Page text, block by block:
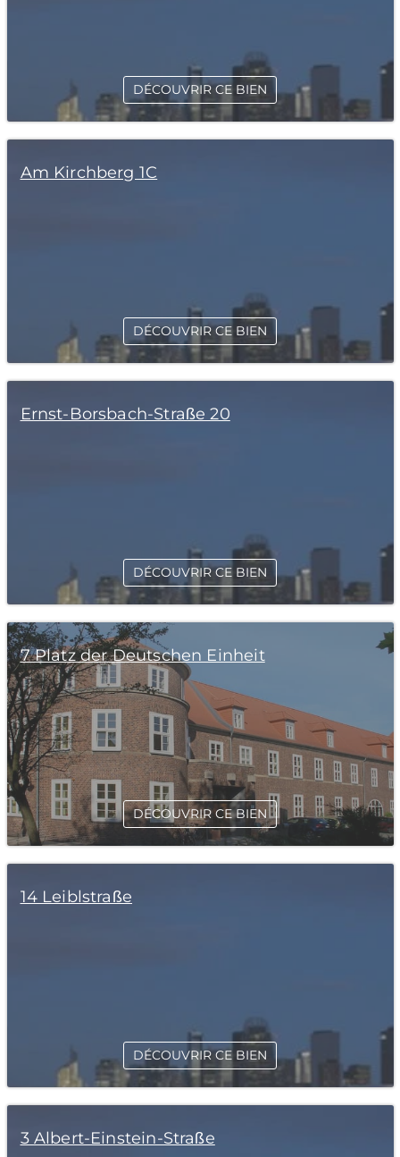
DÉCOUVRIR CE BIEN
Am Kirchberg 1C
DÉCOUVRIR CE BIEN
Ernst-Borsbach-Straße 20
DÉCOUVRIR CE BIEN
7 Platz der Deutschen Einheit
DÉCOUVRIR CE BIEN
14 Leiblstraße
DÉCOUVRIR CE BIEN
3 Albert-Einstein-Straße